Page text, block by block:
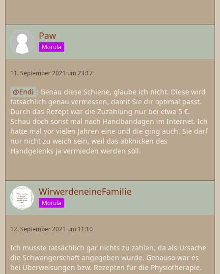
Paw
Morula
11. September 2021 um 23:17
Endi : Genau diese Schiene, glaube ich nicht. Diese wird
tatsächlich genau vermessen, damit Sie dir optimal passt.
Durch das Rezept war die Zuzahlung nur bei etwa 5 €.
Schau doch sonst mal nach Handbandagen im Internet. Ich
hatte mal vor vielen Jahren eine und die ging auch. Sie darf
nur nicht zu weich sein, weil das abknicken des
Handgelenks ja vermieden werden soll.
WirwerdeneineFamilie
Morula
12. September 2021 um 11:10
Ich musste tatsächlich gar nichts zu zahlen, da als Ursache
die Schwangerschaft angegeben wurde. Genauso war es
bei Überweisungen bzw. Rezepten für die Physiotherapie.